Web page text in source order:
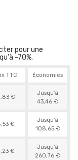
pour une
-70%.
TTC Économies
€
Jusqu'à
43,46 €
€
Jusqu'à
108,65 €
€
Jusqu'à
260,76 €